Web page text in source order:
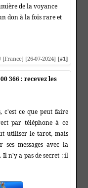
de la voyance
don à la fois rare et
[France] [26-07-2024] [#1]
366 : recevez les
c'est ce que peut faire
par téléphone à ce
utiliser le tarot, mais
messages avec la
Il n'y a pas de secret : il